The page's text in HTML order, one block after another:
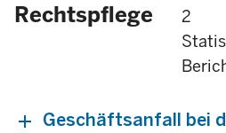
Rechtspflege
2
Geschäftsanfall bei